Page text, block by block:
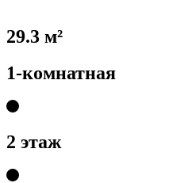
29.3 м²
1-комнатная
2 этаж